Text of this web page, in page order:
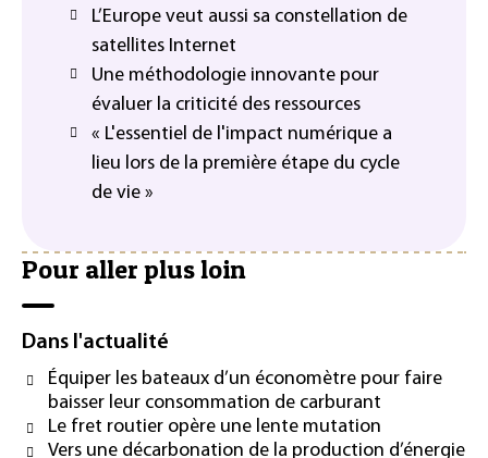
L’Europe veut aussi sa constellation de
satellites Internet
Une méthodologie innovante pour
évaluer la criticité des ressources
« L'essentiel de l'impact numérique a
lieu lors de la première étape du cycle
de vie »
Pour aller plus loin
Dans l'actualité
Équiper les bateaux d’un économètre pour faire
baisser leur consommation de carburant
Le fret routier opère une lente mutation
Vers une décarbonation de la production d’énergie